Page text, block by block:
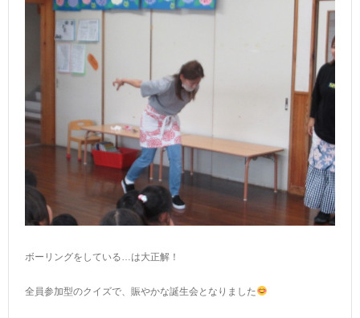
ボーリングをしている…は大正解！
全員参加型のクイズで、賑やかな誕生会となりました